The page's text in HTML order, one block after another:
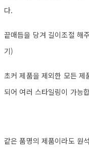
다.
끝매듭을 당겨 길이조절 해
기)
초커 제품을 제외한 모든
되어 여러 스타일링이 가능
같은 품명의 제품이라도 원